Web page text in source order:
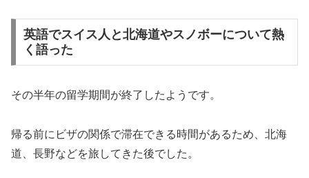
英語でスイス人と北海道やスノボーについて熱
く語った
その半年の留学期間が終了したようです。
帰る前にビザの関係で滞在できる時間があるため、北海
道、長野などを旅してきた後でした。